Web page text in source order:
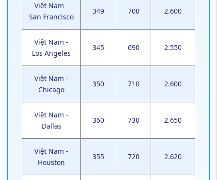
Việt Nam -
San Francisco
349 700 2.600
Việt Nam -
Los Angeles
345 690 2.550
Việt Nam -
Chicago
350 710 2.600
Việt Nam -
Dallas
360 730 2.650
Việt Nam -
Houston
355 720 2.620